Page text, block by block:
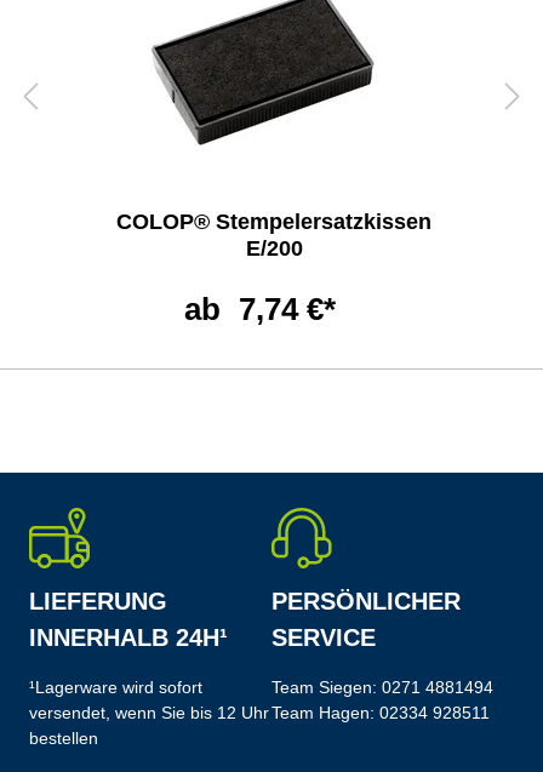
COLOP® Stempelersatzkissen
E/200
ab 7,74 €*
LIEFERUNG
INNERHALB 24H¹
¹Lagerware wird sofort
versendet, wenn Sie bis 12 Uhr
bestellen
PERSÖNLICHER
SERVICE
Team Siegen: 0271 4881494
Team Hagen: 02334 928511